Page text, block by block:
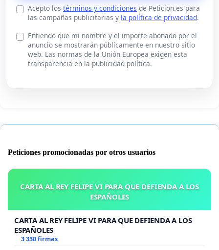
Acepto los términos y condiciones de Peticion.es para
las campañas publicitarias y la política de privacidad.
Entiendo que mi nombre y el importe abonado por el
anuncio se mostrarán públicamente en nuestro sitio
web. Las normas de la Unión Europea exigen esta
transparencia en la publicidad política.
Peticiones promocionadas por otros usuarios
CARTA AL REY FELIPE VI PARA QUE DEFIENDA A LOS
ESPAÑOLES
CARTA AL REY FELIPE VI PARA QUE DEFIENDA A LOS
ESPAÑOLES
3 330 firmas